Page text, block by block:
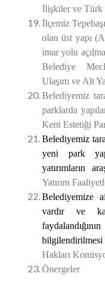
İlişkiler ve Türk
İlçemiz
olan üst yapı
imar yolu
Belediye
Ulaşım ve Alt
Belediyemiz
parklarda
Kent Estetiği
Belediyemiz
yeni park
yatırımların
Yatırım
Belediyemize
vardır ve
faydalandığının
bilgilendirilmesi
Hakları
Önergeler